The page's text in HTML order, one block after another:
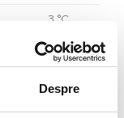
Despre
3 °C
30 °C